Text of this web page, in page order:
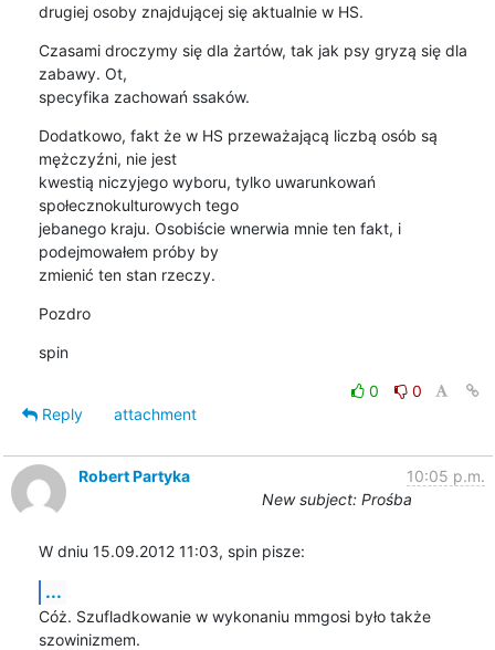
drugiej osoby znajdującej się aktualnie w HS.
Czasami droczymy się dla żartów, tak jak psy gryzą się dla
zabawy. Ot,
specyfika zachowań ssaków.
Dodatkowo, fakt że w HS przeważającą liczbą osób są
mężczyźni, nie jest
kwestią niczyjego wyboru, tylko uwarunkowań
społecznokulturowych tego
jebanego kraju. Osobiście wnerwia mnie ten fakt, i
podejmowałem próby by
zmienić ten stan rzeczy.
Pozdro
spin
0
0
Reply
attachment
Robert Partyka
10:05 p.m.
New subject: Prośba
W dniu 15.09.2012 11:03, spin pisze:
...
Cóż. Szufladkowanie w wykonaniu mmgosi było także
szowinizmem.